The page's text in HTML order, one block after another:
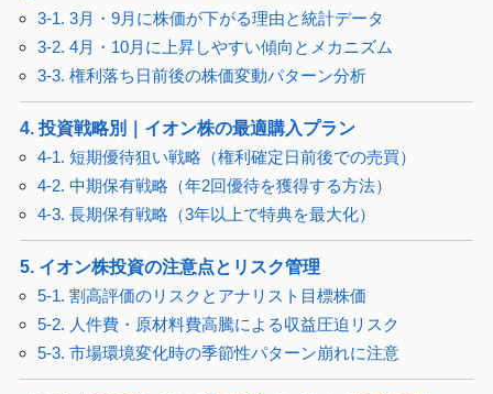
3-1. 3月・9月に株価が下がる理由と統計データ
3-2. 4月・10月に上昇しやすい傾向とメカニズム
3-3. 権利落ち日前後の株価変動パターン分析
4. 投資戦略別｜イオン株の最適購入プラン
4-1. 短期優待狙い戦略（権利確定日前後での売買）
4-2. 中期保有戦略（年2回優待を獲得する方法）
4-3. 長期保有戦略（3年以上で特典を最大化）
5. イオン株投資の注意点とリスク管理
5-1. 割高評価のリスクとアナリスト目標株価
5-2. 人件費・原材料費高騰による収益圧迫リスク
5-3. 市場環境変化時の季節性パターン崩れに注意